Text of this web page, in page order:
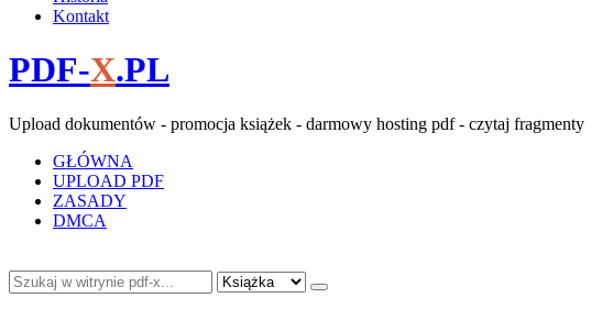
Kontakt
PDF-X.PL
Upload dokumentów - promocja książek - darmowy hosting pdf - czytaj fragmenty
GŁÓWNA
UPLOAD PDF
ZASADY
DMCA